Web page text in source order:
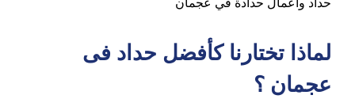
حداد وأعمال حدادة في عجمان
لماذا تختارنا كأفضل حداد فى
عجمان ؟